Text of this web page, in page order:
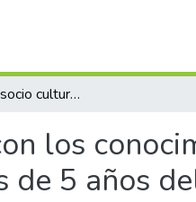
Características socio culturales y su relación con los conocimientos de la vacuna covid-19, en madres de niños menores de 5 años del Centro de Salud Vallecito, Puno 2023
los
de 5 años